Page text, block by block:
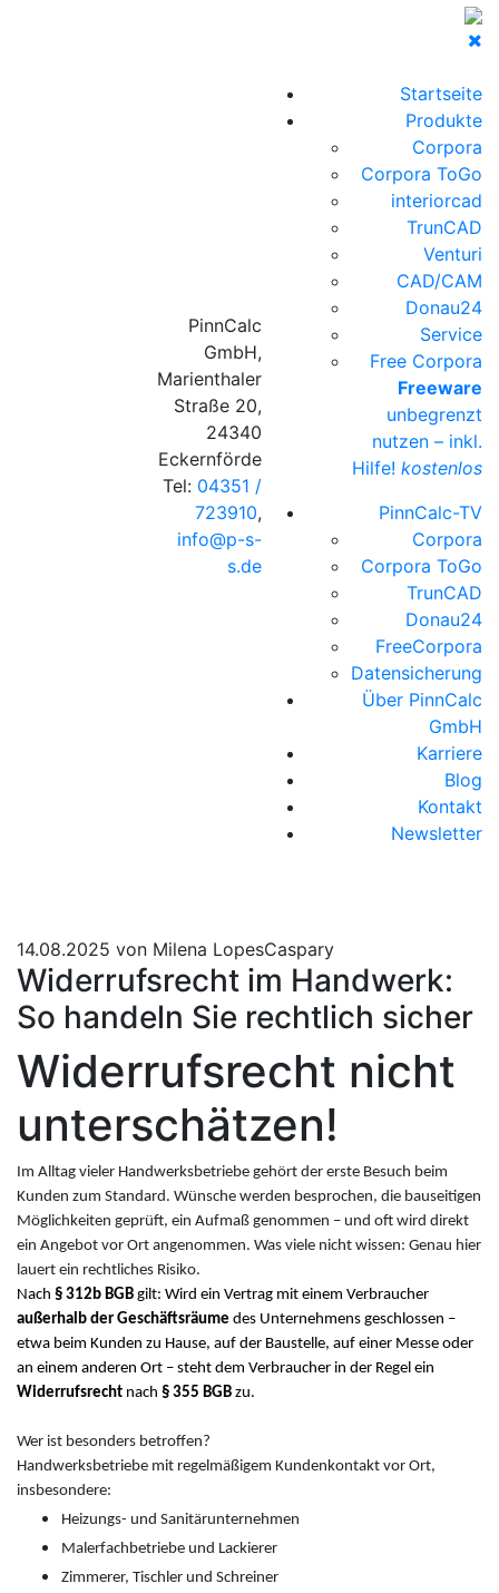
PinnCalc
GmbH,
Marienthaler
Straße 20,
24340
Eckernförde
Tel: 04351 /
723910,
info@p-s-
s.de
Startseite
Produkte
Corpora
Corpora ToGo
interiorcad
TrunCAD
Venturi
CAD/CAM
Donau24
Service
Free Corpora
Freeware
unbegrenzt
nutzen – inkl.
Hilfe! kostenlos
PinnCalc-TV
Corpora
Corpora ToGo
TrunCAD
Donau24
FreeCorpora
Datensicherung
Über PinnCalc
GmbH
Karriere
Blog
Kontakt
Newsletter
14.08.2025 von Milena LopesCaspary
Widerrufsrecht im Handwerk:
So handeln Sie rechtlich sicher
Widerrufsrecht nicht
unterschätzen!
Im Alltag vieler Handwerksbetriebe gehört der erste Besuch beim
Kunden zum Standard. Wünsche werden besprochen, die bauseitigen
Möglichkeiten geprüft, ein Aufmaß genommen – und oft wird direkt
ein Angebot vor Ort angenommen. Was viele nicht wissen: Genau hier
lauert ein rechtliches Risiko.
Nach § 312b BGB gilt: Wird ein Vertrag mit einem Verbraucher
außerhalb der Geschäftsräume des Unternehmens geschlossen –
etwa beim Kunden zu Hause, auf der Baustelle, auf einer Messe oder
an einem anderen Ort – steht dem Verbraucher in der Regel ein
Widerrufsrecht nach § 355 BGB zu.
Wer ist besonders betroffen?
Handwerksbetriebe mit regelmäßigem Kundenkontakt vor Ort,
insbesondere:
Heizungs- und Sanitärunternehmen
Malerfachbetriebe und Lackierer
Zimmerer, Tischler und Schreiner